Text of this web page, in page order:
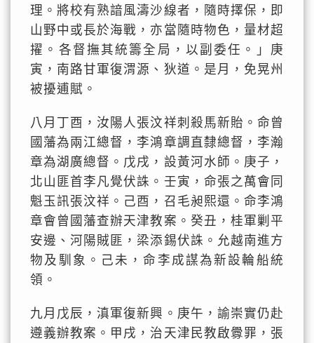
理。將校有熟諳風濤沙線者，隨時擇保，即
山野中或長於海戰，亦當隨時物色，量材超
擢。各督撫其統籌全局，以副委任。」庚
寅，南路甘軍復渭源、狄道。是月，免晃州
被擾逋賦。
八月丁酉，汝陽人張汶祥刺殺馬新貽。命曾
國藩為兩江總督，李鴻章調直隸總督，李瀚
章為湖廣總督。戊戌，設黃河水師。庚子，
北山匪首李凡覺伏誅。壬寅，命張之萬會同
魁玉訊張汶祥。己酉，召毛昶熙還。命李鴻
章會曾國藩查辦天津教案。癸丑，桂軍剿平
安邊、河陽賊匪，梁添錫伏誅。允越南進方
物及馴象。己未，命李成謀為新設輪船統
領。
九月戊辰，滇軍復新興。庚午，諭崇實仍赴
遵義辦教案。甲戌，治天津民教啟釁罪，張